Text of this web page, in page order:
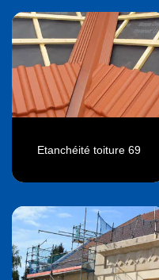
Etanchéité toiture 69